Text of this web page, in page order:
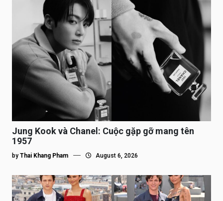
Jung Kook và Chanel: Cuộc gặp gỡ mang tên
1957
by Thai Khang Pham August 6, 2026